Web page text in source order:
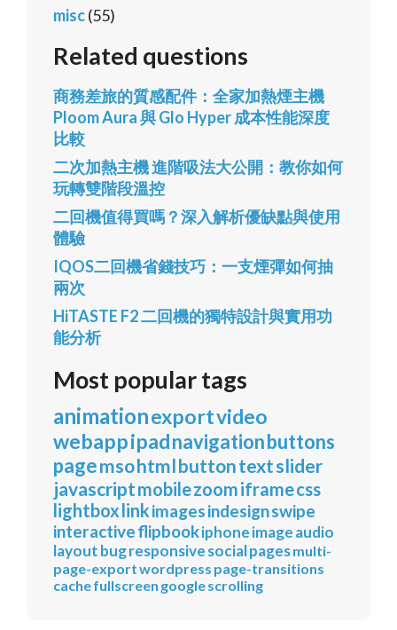
misc(55)
Related questions
商務差旅的質感配件：全家加熱煙主機
Ploom Aura 與 Glo Hyper 成本性能深度
比較
二次加熱主機 進階吸法大公開：教你如何
玩轉雙階段溫控
二回機值得買嗎？深入解析優缺點與使用
體驗
IQOS二回機省錢技巧：一支煙彈如何抽
兩次
HiTASTE F2 二回機的獨特設計與實用功
能分析
Most popular tags
animationexportvideo
webappipadnavigationbuttons
pagemsohtmlbuttontextslider
javascriptmobilezoomiframecss
lightbox linkimagesindesignswipe
interactiveflipbookiphoneimageaudio
layoutbugresponsivesocialpagesmulti-
page-exportwordpress page-transitions
cachefullscreen googlescrolling